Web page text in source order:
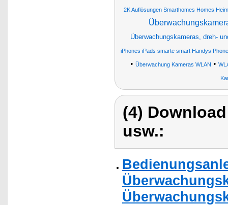
2K Auflösungen Smarthomes Homes
Überwachungskameras, dreh-
iPhones iPads smarte smart Handys
• Überwachung Kameras WLAN •
(4)
usw.: